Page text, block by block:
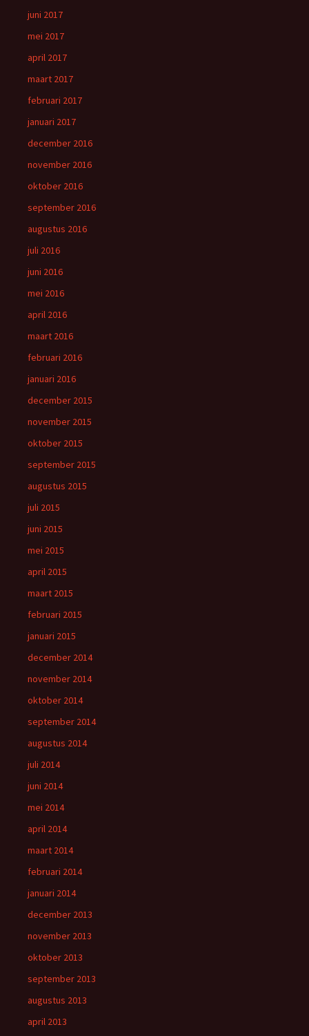
juni 2017
mei 2017
april 2017
maart 2017
februari 2017
januari 2017
december 2016
november 2016
oktober 2016
september 2016
augustus 2016
juli 2016
juni 2016
mei 2016
april 2016
maart 2016
februari 2016
januari 2016
december 2015
november 2015
oktober 2015
september 2015
augustus 2015
juli 2015
juni 2015
mei 2015
april 2015
maart 2015
februari 2015
januari 2015
december 2014
november 2014
oktober 2014
september 2014
augustus 2014
juli 2014
juni 2014
mei 2014
april 2014
maart 2014
februari 2014
januari 2014
december 2013
november 2013
oktober 2013
september 2013
augustus 2013
april 2013